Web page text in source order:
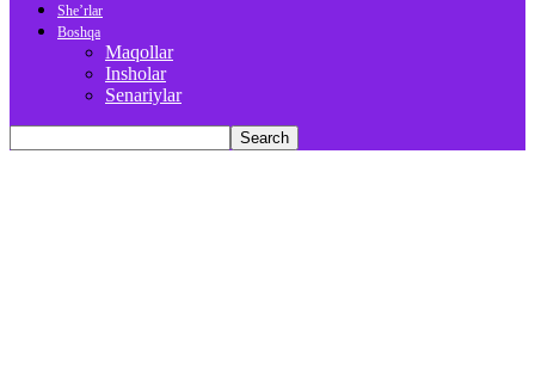
She’rlar
Boshqa
Maqollar
Insholar
Senariylar